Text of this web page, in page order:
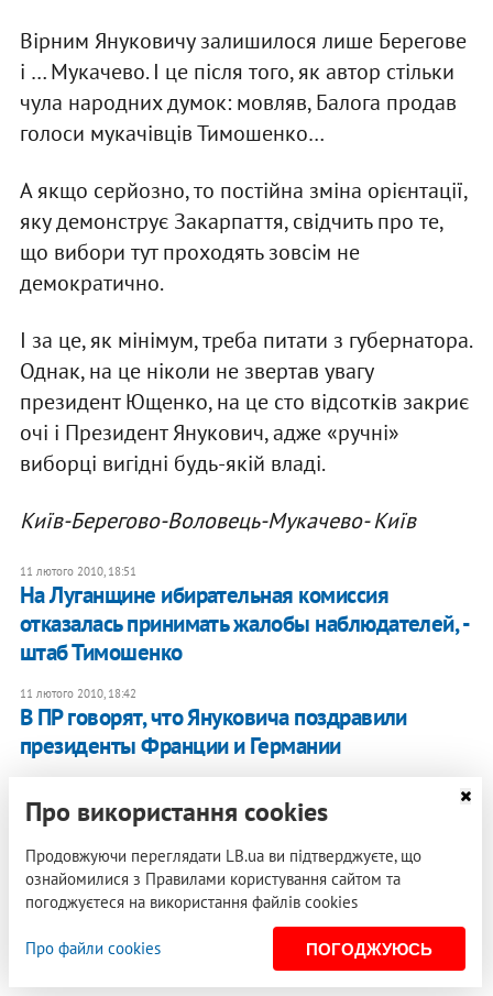
Вірним Януковичу залишилося лише Берегове
і … Мукачево. І це після того, як автор стільки
чула народних думок: мовляв, Балога продав
голоси мукачівців Тимошенко…
А якщо серйозно, то постійна зміна орієнтації,
яку демонструє Закарпаття, свідчить про те,
що вибори тут проходять зовсім не
демократично.
І за це, як мінімум, треба питати з губернатора.
Однак, на це ніколи не звертав увагу
президент Ющенко, на це сто відсотків закриє
очі і Президент Янукович, адже «ручні»
виборці вигідні будь-якій владі.
Київ-Берегово-Воловець-Мукачево- Київ
11 лютого 2010, 18:51
На Луганщине ибирательная комиссия
отказалась принимать жалобы наблюдателей, -
штаб Тимошенко
11 лютого 2010, 18:42
В ПР говорят, что Януковича поздравили
президенты Франции и Германии
Янукович улучшил свои показатели на
, журналістка
Про використання cookies
Продовжуючи переглядати LB.ua ви підтверджуєте, що
ознайомилися з Правилами користування сайтом та
погоджуєтеся на використання файлів cookies
Про файли cookies ПОГОДЖУЮСЬ